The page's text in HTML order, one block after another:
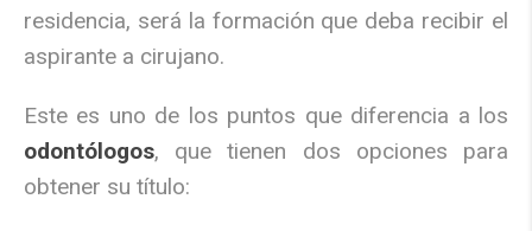
residencia, será la formación que deba recibir el
aspirante a cirujano.
Este es uno de los puntos que diferencia a los
odontólogos, que tienen dos opciones para
obtener su título: